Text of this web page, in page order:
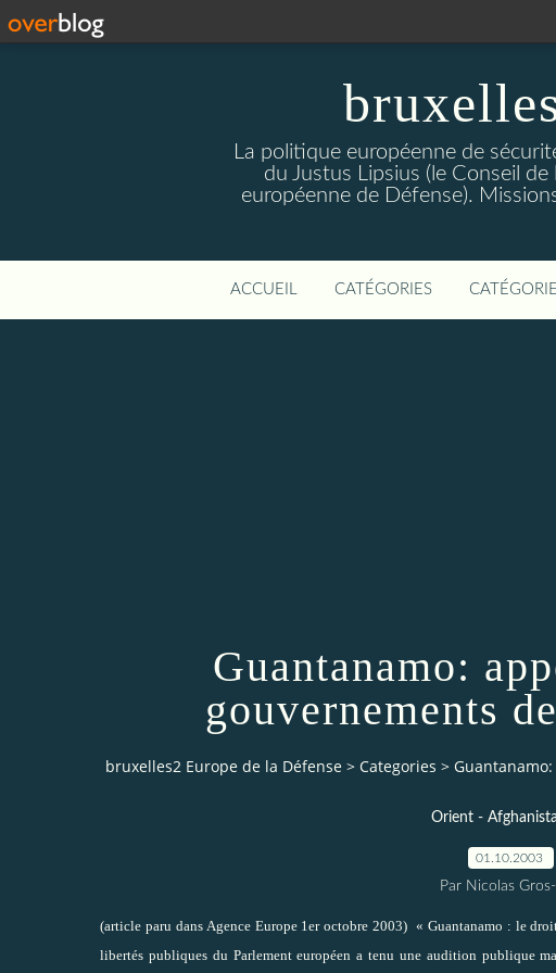
La politique européenne de
du Justus Lipsius (le Conseil
européenne de Défense).
ACCUEIL CATÉGORIES
Guantanamo:
gouvernements
bruxelles2 Europe de la Défense > Categories >
Orient -
01.10.2003
Par Nicolas
(article paru dans Agence Europe 1er octobre 2003) « Guantanamo : le
libertés publiques du Parlement européen a tenu une audition publique